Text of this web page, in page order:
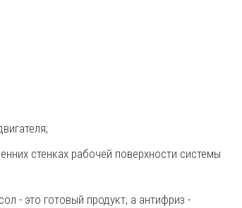
стенках рабочей поверхности системы
- это готовый продукт, а антифриз -